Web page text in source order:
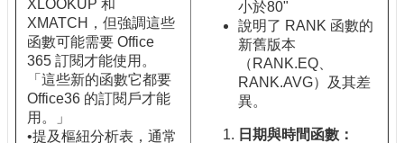
XLOOKUP 和
XMATCH，但強調這些
函數可能需要 Office
365 訂閱才能使用。
「這些新的函數它都要
Office36 的訂閱戶才能
用。」
•提及樞紐分析表，通常
小於80"
說明了 RANK 函數的
新舊版本
（RANK.EQ、
RANK.AVG）及其差
異。
日期與時間函數：